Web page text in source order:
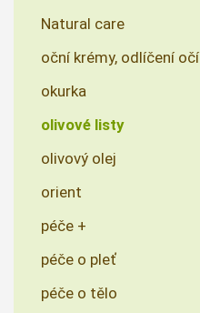
Natural care
oční krémy, odlíčení očí
okurka
olivové listy
olivový olej
orient
péče +
péče o pleť
péče o tělo